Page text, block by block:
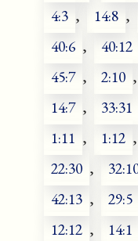
4:3 , 14:8 ,
40:6 , 40:12
45:7 , 2:10 ,
14:7 , 33:31
1:11 , 1:12 ,
22:30 ,
42:13 , 29:5
12:12 , 14:1